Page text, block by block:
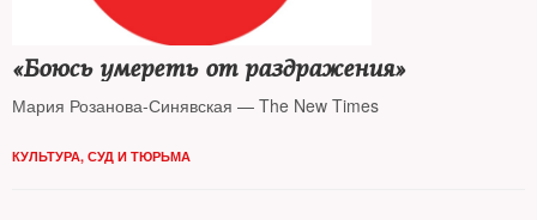
«Боюсь умереть от раздражения»
Мария Розанова-Синявская — The New Times
КУЛЬТУРА, СУД И ТЮРЬМА